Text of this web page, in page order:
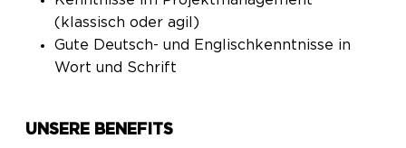
(klassisch oder agil)
Gute Deutsch- und Englischkenntnisse in
Wort und Schrift
UNSERE BENEFITS